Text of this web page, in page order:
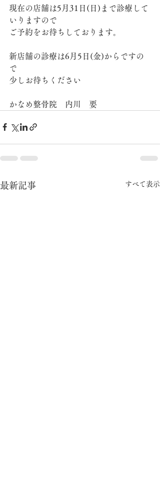
現在の店舗は5月31日(日)まで診療して
いりますので
ご予約をお待ちしております。
新店舗の診療は6月5日(金)からですの
で
少しお待ちください
かなめ整骨院　内川　要
最新記事 すべて表示